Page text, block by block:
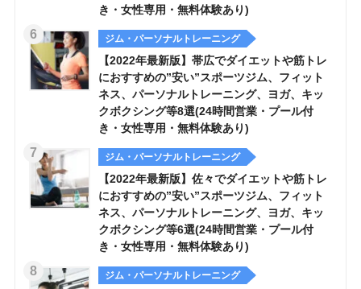
き・女性専用・無料体験あり)
ジム・パーソナルトレーニング
【2022年最新版】帯広でダイエットや筋トレ
におすすめの”安い”スポーツジム、フィット
ネス、パーソナルトレーニング、ヨガ、キッ
クボクシング等8選(24時間営業・プール付
き・女性専用・無料体験あり)
ジム・パーソナルトレーニング
【2022年最新版】佐々でダイエットや筋トレ
におすすめの”安い”スポーツジム、フィット
ネス、パーソナルトレーニング、ヨガ、キッ
クボクシング等6選(24時間営業・プール付
き・女性専用・無料体験あり)
ジム・パーソナルトレーニング